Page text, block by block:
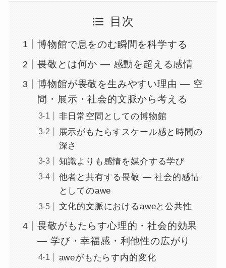
目次
博物館で息をのむ瞬間を科学する
畏敬とは何か ― 感動を超える感情
博物館が畏敬を生みやすい理由 ― 空
間・展示・社会的文脈から考える
非日常空間としての博物館
展示がもたらすスケール感と時間の
深さ
知識よりも感情を媒介する学び
他者と共有する畏敬 ― 社会的感情
としてのawe
文化的文脈におけるaweと公共性
畏敬がもたらす心理的・社会的効果
― 学び・幸福感・利他性の広がり
aweがもたらす内的変化